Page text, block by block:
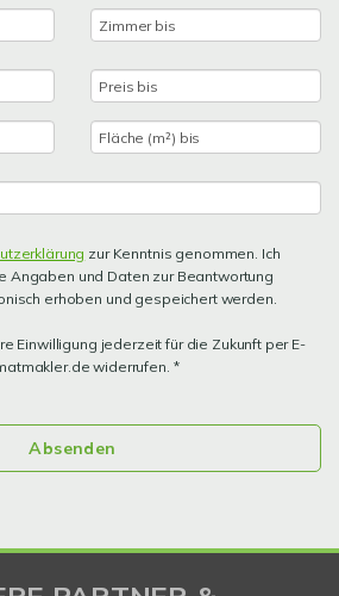
zur Kenntnis genommen. Ich
Angaben und Daten zur Beantwortung
erhoben und gespeichert werden.
Einwilligung jederzeit für die Zukunft per E-
widerrufen. *
Absenden